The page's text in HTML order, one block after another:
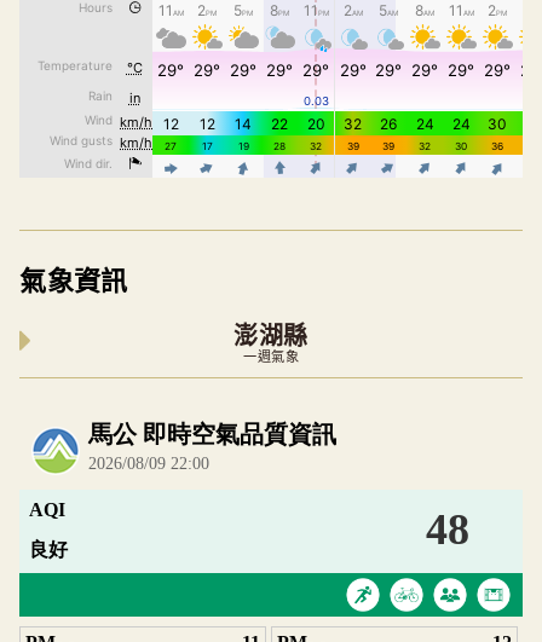
氣象資訊
澎湖縣
一週氣象
內嵌空氣品質小工具為視覺預覽，完整即時空